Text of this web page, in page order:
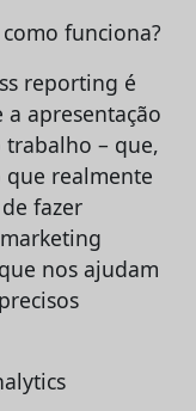
funciona?
reporting é
apresentação
– que,
realmente
fazer
nos ajudam